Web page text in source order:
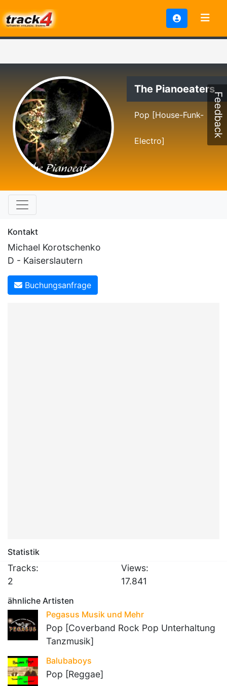
The Pianoeaters
Pop [House-Funk-
Electro]
Kontakt
Michael Korotschenko
D - Kaiserslautern
Buchungsanfrage
Statistik
Tracks:
2
Views:
17.841
ähnliche Artisten
Pegasus Musik und Mehr
Pop [Coverband Rock Pop Unterhaltung
Tanzmusik]
Balubaboys
Pop [Reggae]
Feedback